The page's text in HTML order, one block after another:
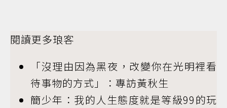
閱讀更多琅客
「沒理由因為黑夜，改變你在光明裡看
待事物的方式」：專訪黃秋生
簡少年：我的人生態度就是等級99的玩